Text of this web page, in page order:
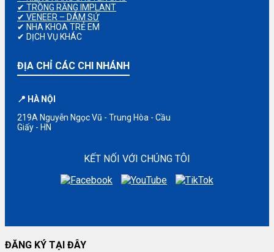
✔ TRỒNG RĂNG IMPLANT
✔ VENEER – DÁM SỨ
✔ NHA KHOA TRẺ EM
✔ DỊCH VỤ KHÁC
ĐỊA CHỈ CÁC CHI NHÁNH
📍 HÀ NỘI
219A Nguyễn Ngọc Vũ - Trung Hòa - Cầu
Giấy - HN
KẾT NỐI VỚI CHÚNG TÔI
ĐĂNG KÝ TẠI ĐÂY